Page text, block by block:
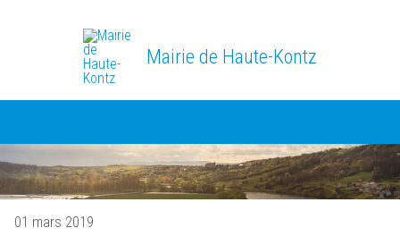
Mairie de Haute-Kontz
01 mars 2019